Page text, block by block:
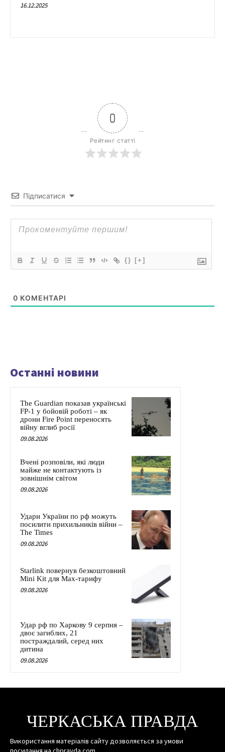
16.12.2025
0
Рейтинг статті
Підписатися
{} [+]
0 КОМЕНТАРІ
Останні новини
The Guardian показав українські
FP-1 у бойовій роботі – як
дрони Fire Point переносять
війну вглиб росії
09.08.2026
Вчені розповіли, які люди
майже не контактують із
зовнішнім світом
09.08.2026
Удари України по рф можуть
посилити прихильників війни –
The Times
09.08.2026
Starlink повернув безкоштовний
Mini Kit для Max-тарифу
09.08.2026
Удар рф по Харкову 9 серпня –
двоє загиблих, 21
постраждалий, серед них
дитина
09.08.2026
ЧЕРКАСЬКА ПРАВДА
Використання матеріалів сайту дозволяється за умови